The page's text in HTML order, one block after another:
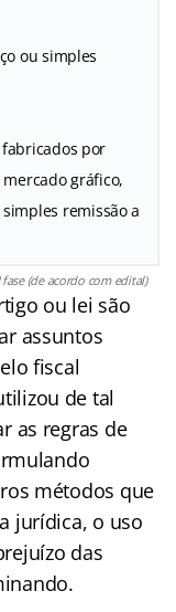
ou simples
por
gráfico,
remissão a
(de acordo com edital)
ou lei são
assuntos
fiscal
de tal
as regras de
métodos que
jurídica, o uso
das